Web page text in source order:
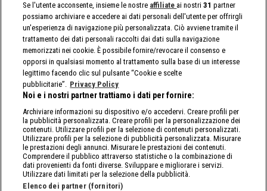
Se l'utente acconsente, insieme le nostre affiliate ai nostri31 partner
possiamo archiviare e accedere ai dati personali dell'utente per offrirgli
un'esperienza di navigazione più personalizzata. Ciò avviene tramite il
trattamento dei dati personali raccolti dai dati sulla navigazione
memorizzati nei cookie. È possibile fornire/revocare il consenso e
opporsi in qualsiasi momento al trattamento sulla base di un interesse
legittimo facendo clic sul pulsante “Cookie e scelte
pubblicitarie”. Privacy Policy
Noi e i nostri partner trattiamo i dati per fornire:
Archiviare informazioni su dispositivo e/o accedervi. Creare profili per
la pubblicità personalizzata. Creare profili per la personalizzazione dei
contenuti. Utilizzare profili per la selezione di contenuti personalizzati.
Utilizzare profili per la selezione di pubblicità personalizzata. Misurare
le prestazioni degli annunci. Misurare le prestazioni dei contenuti.
Comprendere il pubblico attraverso statistiche o la combinazione di
dati provenienti da fonti diverse. Sviluppare e migliorare i servizi.
Utilizzare dati limitati per la selezione della pubblicità.
Elenco dei partner (fornitori)